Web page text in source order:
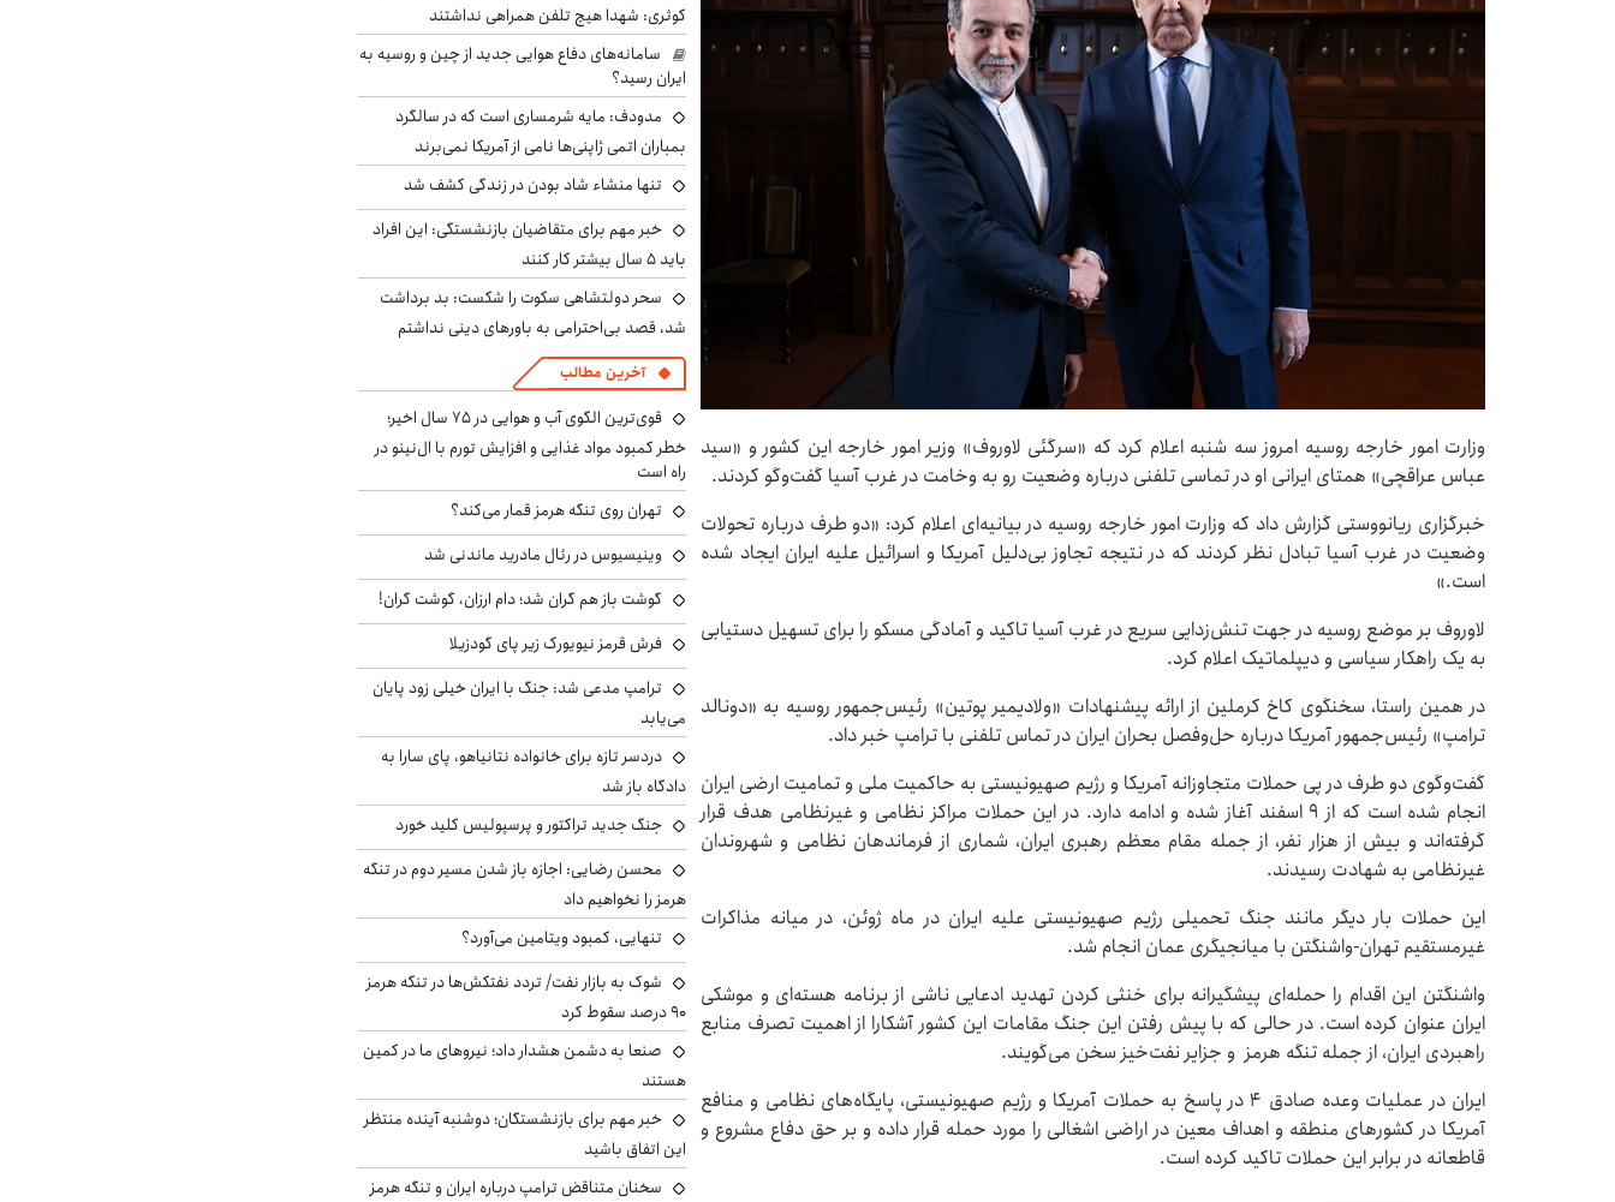
وزارت امور خارجه روسیه امروز سه شنبه اعلام کرد که «سرگئی لاوروف» وزیر امور خارجه این کشور و «سید
عباس عراقچی» همتای ایرانی او در تماسی تلفنی درباره وضعیت رو به وخامت در غرب آسیا گفت‌وگو کردند.
خبرگزاری ریانووستی گزارش داد که وزارت امور خارجه روسیه در بیانیه‌ای اعلام کرد: «دو طرف درباره تحولات
وضعیت در غرب آسیا تبادل نظر کردند که در نتیجه تجاوز بی‌دلیل آمریکا و اسرائیل علیه ایران ایجاد شده
است.»
لاوروف بر موضع روسیه در جهت تنش‌زدایی سریع در غرب آسیا تاکید و آمادگی مسکو را برای تسهیل دستیابی
به یک راهکار سیاسی و دیپلماتیک اعلام کرد.
در همین راستا، سخنگوی کاخ کرملین از ارائه پیشنهادات «ولادیمیر پوتین» رئیس‌جمهور روسیه به «دونالد
ترامپ» رئیس‌جمهور آمریکا درباره حل‌وفصل بحران ایران در تماس تلفنی با ترامپ خبر داد.
گفت‌وگوی دو طرف در پی حملات متجاوزانه آمریکا و رژیم صهیونیستی به حاکمیت ملی و تمامیت ارضی ایران
انجام شده است که از ۹ اسفند آغاز شده و ادامه دارد. در این حملات مراکز نظامی و غیرنظامی هدف قرار
گرفته‌اند و بیش از هزار نفر، از جمله مقام معظم رهبری ایران، شماری از فرماندهان نظامی و شهروندان
غیرنظامی‌ به شهادت رسیدند.
این حملات بار دیگر مانند جنگ تحمیلی رژیم صهیونیستی علیه ایران در ماه ژوئن، در میانه مذاکرات
غیرمستقیم تهران-واشنگتن با میانجیگری عمان انجام شد.
واشنگتن این اقدام را حمله‌ای پیشگیرانه برای خنثی کردن تهدید ادعایی ناشی از برنامه هسته‌ای و موشکی
ایران عنوان کرده است. در حالی که با پیش رفتن این جنگ مقامات این کشور آشکارا از اهمیت تصرف منابع
راهبردی ایران، از جمله تنگه هرمز ‌ و جزایر نفت‌خیز سخن می‌گویند.
ایران در عملیات وعده صادق ۴ در پاسخ به حملات آمریکا و رژیم صهیونیستی، پایگاه‌های نظامی و منافع
آمریکا در کشورهای منطقه و اهداف معین در اراضی اشغالی را مورد حمله قرار داده و بر حق دفاع مشروع و
قاطعانه در برابر این حملات تاکید کرده است.
کوثری: شهدا هیچ تلفن همراهی نداشتند
سامانه‌های دفاع هوایی جدید از چین و روسیه به
ایران رسید؟
مدودف: مایه شرمساری است که در سالگرد
بمباران اتمی ژاپنی‌ها نامی از آمریکا نمی‌برند
تنها منشاء شاد بودن در زندگی کشف شد
خبر مهم برای متقاضیان بازنشستگی: این افراد
باید ۵ سال بیشتر کار کنند
سحر دولتشاهی سکوت را شکست: بد برداشت
شد، قصد بی‌احترامی به باورهای دینی نداشتم
آخرین مطالب
قوی‌ترین الگوی آب و هوایی در ۷۵ سال اخیر؛
خطر کمبود مواد غذایی و افزایش تورم با ال‌نینو در
راه است
تهران روی تنگه هرمز قمار می‌کند؟
وینیسیوس در رئال مادرید ماندنی شد
گوشت باز هم گران شد؛ دام ارزان، گوشت گران!
فرش قرمز نیویورک زیر پای گودزیلا
ترامپ مدعی شد: جنگ با ایران خیلی زود پایان
می‌یابد
دردسر تازه برای خانواده نتانیاهو، پای سارا به
دادگاه باز شد
جنگ جدید تراکتور و پرسپولیس کلید خورد
محسن رضایی: اجازه باز شدن مسیر دوم در تنگه
هرمز را نخواهیم داد
تنهایی، کمبود ویتامین می‌آورد؟
شوک به بازار نفت/ تردد نفتکش‌ها در تنگه هرمز
۹۰ درصد سقوط کرد
صنعا به دشمن هشدار داد؛ نیروهای ما در کمین
هستند
خبر مهم برای بازنشستگان؛ دوشنبه آینده منتظر
این اتفاق باشید
سخنان متناقض ترامپ درباره ایران و تنگه هرمز